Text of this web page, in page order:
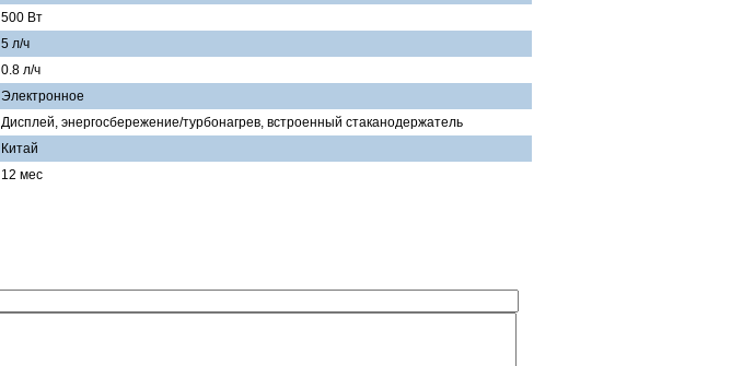
500 Вт
5 л/ч
0.8 л/ч
Электронное
Дисплей, энергосбережение/турбонагрев, встроенный стаканодержатель
Китай
12 мес